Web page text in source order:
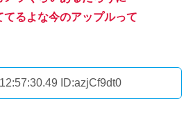
るよな今のアップルって
ID:azjCf9dt0